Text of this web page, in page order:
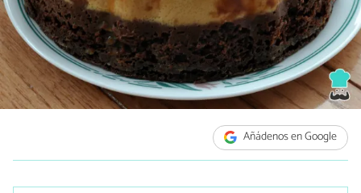
Añádenos en Google